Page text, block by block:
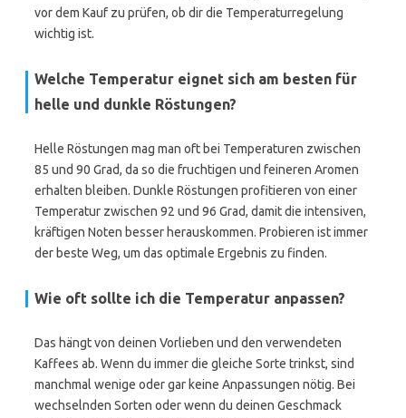
vor dem Kauf zu prüfen, ob dir die Temperaturregelung
wichtig ist.
Welche Temperatur eignet sich am besten für
helle und dunkle Röstungen?
Helle Röstungen mag man oft bei Temperaturen zwischen
85 und 90 Grad, da so die fruchtigen und feineren Aromen
erhalten bleiben. Dunkle Röstungen profitieren von einer
Temperatur zwischen 92 und 96 Grad, damit die intensiven,
kräftigen Noten besser herauskommen. Probieren ist immer
der beste Weg, um das optimale Ergebnis zu finden.
Wie oft sollte ich die Temperatur anpassen?
Das hängt von deinen Vorlieben und den verwendeten
Kaffees ab. Wenn du immer die gleiche Sorte trinkst, sind
manchmal wenige oder gar keine Anpassungen nötig. Bei
wechselnden Sorten oder wenn du deinen Geschmack